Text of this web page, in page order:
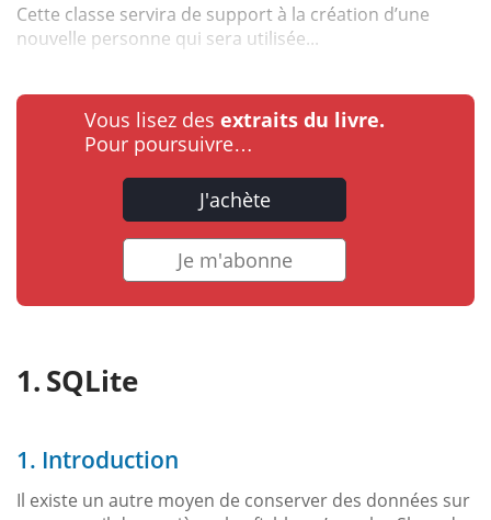
Cette classe servira de support à la création d’une
nouvelle personne qui sera utilisée...
Vous lisez des extraits du livre.
Pour poursuivre…
J'achète
Je m'abonne
SQLite
1. Introduction
Il existe un autre moyen de conserver des données sur